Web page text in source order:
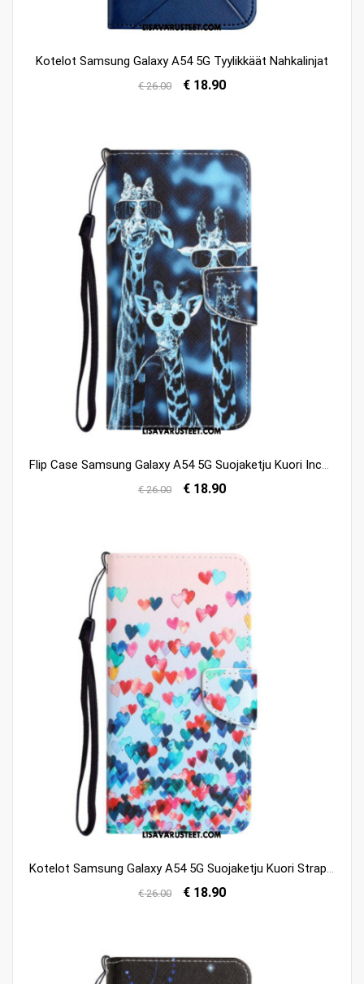
Kotelot Samsung Galaxy A54 5G Tyylikkäät Nahkalinjat
€ 26.00 € 18.90
€ 26.00 € 18.90
€ 26.00 € 18.90